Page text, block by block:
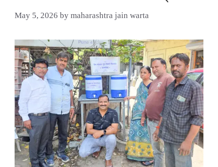
May 5, 2026 by maharashtra jain warta